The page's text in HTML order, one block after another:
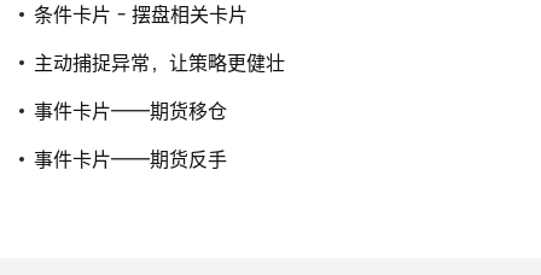
条件卡片 - 摆盘相关卡片
主动捕捉异常，让策略更健壮
事件卡片——期货移仓
事件卡片——期货反手